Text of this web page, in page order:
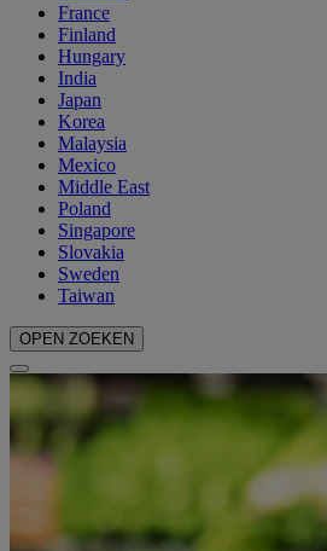
France
Finland
Hungary
India
Japan
Korea
Malaysia
Mexico
Middle East
Poland
Singapore
Slovakia
Sweden
Taiwan
OPEN ZOEKEN